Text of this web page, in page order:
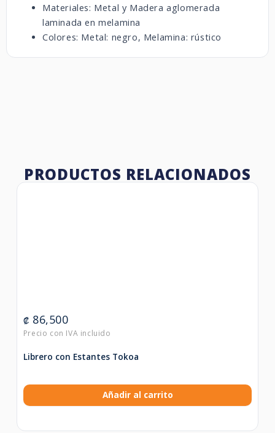
Materiales: Metal y Madera aglomerada
laminada en melamina
Colores: Metal: negro, Melamina: rústico
PRODUCTOS RELACIONADOS
₡ 86,500
Librero con Estantes Tokoa
Añadir al carrito